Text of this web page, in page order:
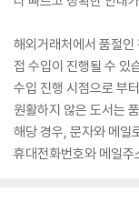
해외거래처에서 품절인
접 수입이 진행될 수 있
수입 진행 시점으로 부
원활하지 않은 도서는
해당 경우, 문자와 메일
휴대전화번호와 메일주